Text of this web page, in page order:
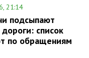
21:14
подсыпают
список
по обращениям